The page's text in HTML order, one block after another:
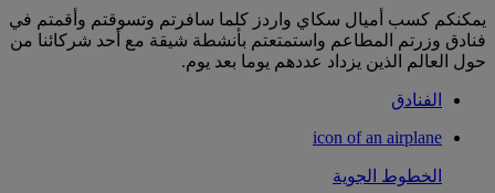
يمكنكم كسب أميال سكاي واردز كلما سافرتم وتسوقتم وأقمتم في
فنادق وزرتم المطاعم واستمتعتم بأنشطة شيقة مع أحد شركائنا من
حول العالم الذين يزداد عددهم يوما بعد يوم.
الفنادق
icon of an airplane
الخطوط الجوية